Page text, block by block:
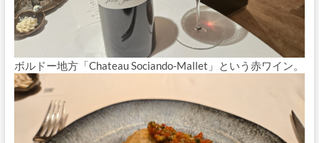
ボルドー地方「Chateau Sociando-Mallet」という赤ワイン。